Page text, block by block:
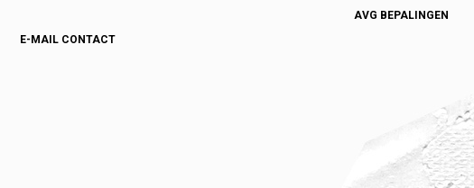
E-MAIL CONTACT
AVG BEPALINGEN